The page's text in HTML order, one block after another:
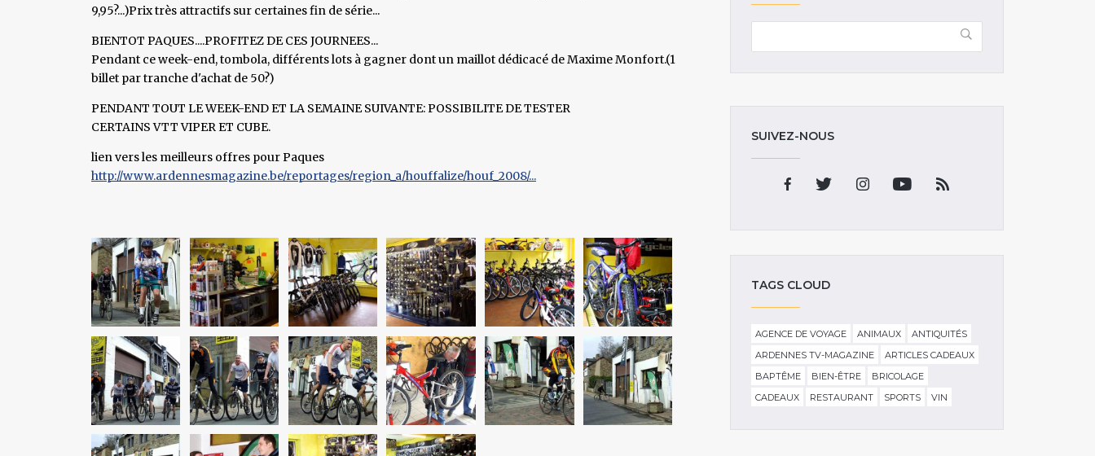
9,95?...)Prix très attractifs sur certaines fin de série...
BIENTOT PAQUES....PROFITEZ DE CES JOURNEES...
Pendant ce week-end, tombola, différents lots à gagner dont un maillot dédicacé de Maxime Monfort.(1
billet par tranche d'achat de 50?)
PENDANT TOUT LE WEEK-END ET LA SEMAINE SUIVANTE: POSSIBILITE DE TESTER
CERTAINS VTT VIPER ET CUBE.
lien vers les meilleurs offres pour Paques
http://www.ardennesmagazine.be/reportages/region_a/houffalize/houf_2008/...
SUIVEZ-NOUS
TAGS CLOUD
AGENCE DE VOYAGE ANIMAUX
ANTIQUITÉS
ARDENNES TV-MAGAZINE
ARTICLES CADEAUX
BAPTÊME
BIEN-ÊTRE
BRICOLAGE
CADEAUX
RESTAURANT SPORTS VIN